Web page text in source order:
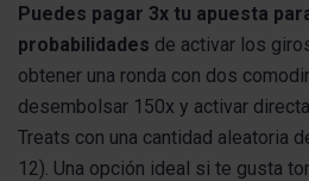
Puedes pagar 3x tu apuesta
probabilidades de activar los
obtener una ronda con dos
desembolsar 150x y activar
Treats con una cantidad aleatoria
12). Una opción ideal si te gusta